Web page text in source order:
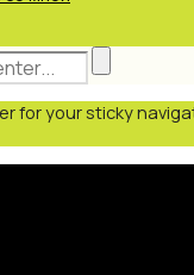
for your sticky